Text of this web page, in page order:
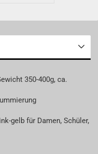
350-400g, ca.
gelb für Damen, Schüler,